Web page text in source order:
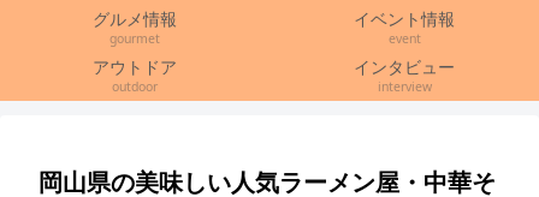
グルメ情報
gourmet
イベント情報
event
アウトドア
outdoor
インタビュー
interview
岡山県の美味しい人気ラーメン屋・中華そ